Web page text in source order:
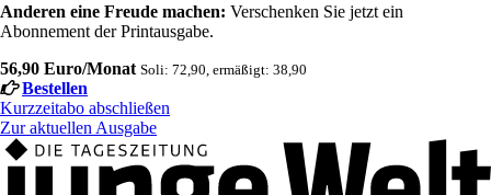
Anderen eine Freude machen: Verschenken Sie jetzt ein
Abonnement der Printausgabe.
56,90 Euro/Monat Soli: 72,90, ermäßigt: 38,90
Bestellen
Kurzzeitabo abschließen
Zur aktuellen Ausgabe